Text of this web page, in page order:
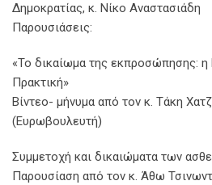
Δημοκρατίας, κ. Νίκο Αναστασιάδη
Παρουσιάσεις:
«Το δικαίωμα της εκπροσώπησης: η
Πρακτική»
Βίντεο- μήνυμα από τον κ. Τάκη
(Ευρωβουλευτή)
Συμμετοχή και δικαιώματα των
Παρουσίαση από τον κ. Άθω